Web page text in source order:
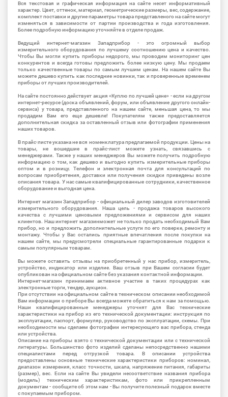
Вся текстовая и графическая информация на сайте несет информативный
характер. Цвет, оттенок, материал, геометрические размеры, вес, содержание,
комплект поставки и другие параметры товара представленого на сайте могут
изменяться в зависимости от партии производства и года изготовления.
Более подробную информацию уточняйте в отделе продаж.
Ведущий интернет-магазин Западприбор - это огромный выбор
измерительного оборудования по лучшему соотношению цена и качество.
Чтобы Вы могли купить приборы недорого, мы проводим мониторинг цен
конкурентов и всегда готовы предложить более низкую цену. Мы продаем
только качественные товары по самым лучшим ценам. На нашем сайте Вы
можете дешево купить как последние новинки, так и проверенные временем
приборы от лучших производителей.
На сайте постоянно действует акция «Куплю по лучшей цене» - если на другом
интернет-ресурсе (доска объявлений, форум, или объявление другого онлайн-
сервиса) у товара, представленного на нашем сайте, меньшая цена, то мы
продадим Вам его еще дешевле! Покупателям также предоставляется
дополнительная скидка за оставленный отзыв или фотографии применения
наших товаров.
В прайс-листе указана не вся номенклатура предлагаемой продукции. Цены на
товары, не вошедшие в прайс-лист можете узнать, связавшись с
менеджерами. Также у наших менеджеров Вы можете получить подробную
информацию о том, как дешево и выгодно купить измерительные приборы
оптом и в розницу. Телефон и электронная почта для консультаций по
вопросам приобретения, доставки или получения скидки приведены возле
описания товара. У нас самые квалифицированные сотрудники, качественное
оборудование и выгодная цена.
Интернет магазин Западприбор - официальный дилер заводов изготовителей
измерительного оборудования. Наша цель - продажа товаров высокого
качества с лучшими ценовыми предложениями и сервисом для наших
клиентов. Наш интернет магазинможет не только продать необходимый Вам
прибор, но и предложить дополнительные услуги по его поверке, ремонту и
монтажу. Чтобы у Вас остались приятные впечатления после покупки на
нашем сайте, мы предусмотрели специальные гарантированные подарки к
самым популярным товарам.
Вы можете оставить отзывы на приобретенный у нас прибор, измеритель,
устройство, индикатор или изделие. Ваш отзыв при Вашем согласии будет
опубликован на официальном сайте без указания контактной информации.
Интернет-магазин принимаем активное участие в таких процедурах как
электронные торги, тендер, аукцион.
При отсутствии на официальном сайте в техническом описании необходимой
Вам информации о приборе Вы всегда можете обратиться к нам за помощью.
Наши квалифицированные менеджеры уточнят для Вас технические
характеристики на прибор из его технической документации: инструкция по
эксплуатации, паспорт, формуляр, руководство по эксплуатации, схемы. При
необходимости мы сделаем фотографии интересующего вас прибора, стенда
или устройства.
Описание на приборы взято с технической документации или с технической
литературы. Большинство фото изделий сделаны непосредственно нашими
специалистами перед отгрузкой товара. В описании устройства
предоставлены основные технические характеристики приборов: номинал,
диапазон измерения, класс точности, шкала, напряжение питания, габариты
(размер), вес. Если на сайте Вы увидели несоответствие названия прибора
(модель) техническим характеристикам, фото или прикрепленным
документам - сообщите об этом нам - Вы получите полезный подарок вместе
с покупаемым прибором.